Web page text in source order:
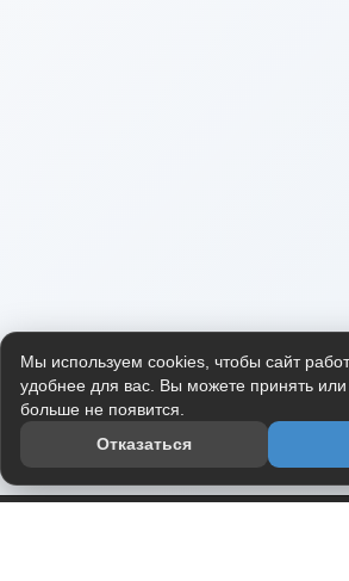
Мы используем cookies, чтобы сайт
удобнее для вас. Вы можете принять
больше не появится.
Отказаться